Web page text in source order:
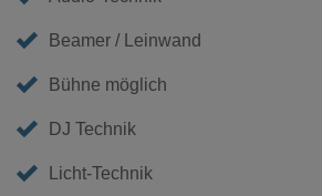
Beamer / Leinwand
Bühne möglich
DJ Technik
Licht-Technik